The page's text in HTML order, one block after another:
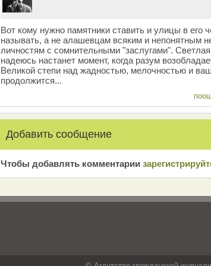
Вот кому нужно памятники ставить и улицы в его
называть, а не алашевцам всяким и непонятным
личностям с сомнительными "заслугами".
надеюсь настанет момент, когда разум
Великой степи над жадностью, мелочностью и
продолжится...
Добавить сообщение
Чтобы добавлять комментарии